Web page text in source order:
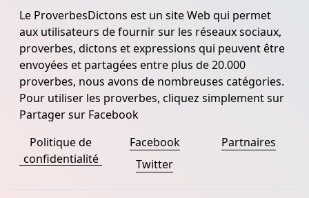
Le ProverbesDictons est un site Web qui permet
aux utilisateurs de fournir sur les réseaux sociaux,
proverbes, dictons et expressions qui peuvent être
envoyées et partagées entre plus de 20.000
proverbes, nous avons de nombreuses catégories.
Pour utiliser les proverbes, cliquez simplement sur
Partager sur Facebook
Politique de
confidentialité
Facebook
Twitter
Partnaires